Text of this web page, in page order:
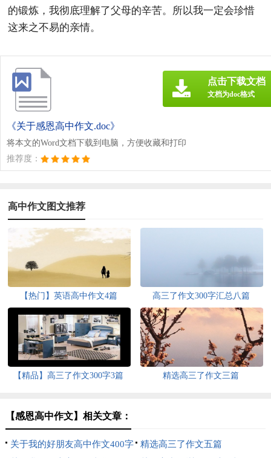
的锻炼，我彻底理解了父母的辛苦。所以我一定会珍惜
这来之不易的亲情。
《关于感恩高中作文.doc》
将本文的Word文档下载到电脑，方便收藏和打印
推荐度：
点击下载文档
文档为doc格式
高中作文图文推荐
【热门】英语高中作文4篇 高三了作文300字汇总八篇
【精品】高三了作文300字3篇 精选高三了作文三篇
【感恩高中作文】相关文章：
关于我的好朋友高中作文400字
精选高三了作文五篇